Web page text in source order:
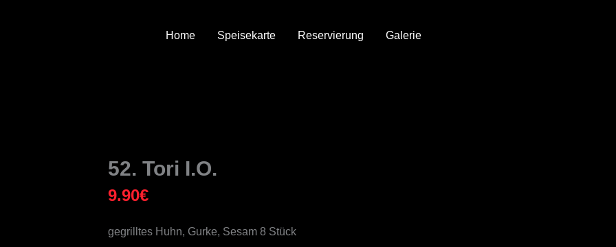
Home Speisekarte Reservierung Galerie
52. Tori I.O.
9.90€
gegrilltes Huhn, Gurke, Sesam 8 Stück